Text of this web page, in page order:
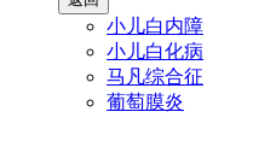
小儿白内障
小儿白化病
马凡综合征
葡萄膜炎